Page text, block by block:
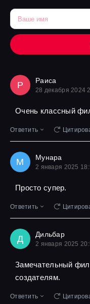
Р Раиса
28 декабря 2024
Очень классный
Ответить
М Мунара
2 января 2025
Просто супер.
Ответить
Д Дильбар
2 января 2025
Замечательный
создателям.
Ответить